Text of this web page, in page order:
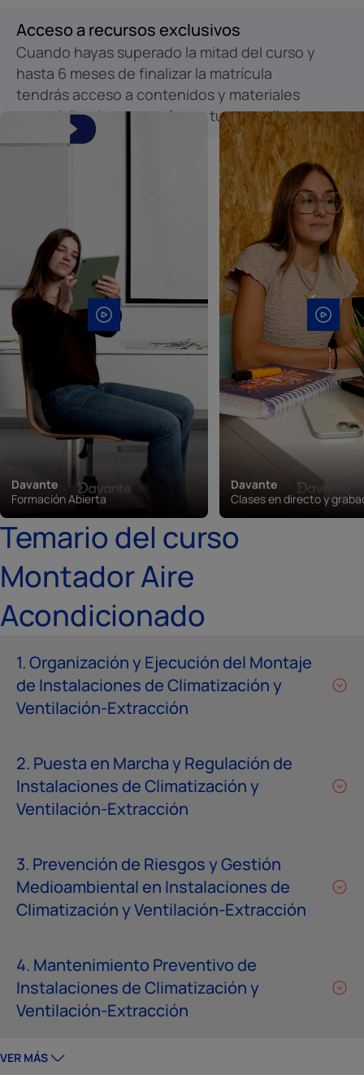
Acceso a recursos exclusivos
Cuando hayas superado la mitad del curso y
hasta 6 meses de finalizar la matrícula
tendrás acceso a contenidos y materiales
especializados para reforzar tu aprendizaje.
Davante
Formación Abierta
Davante
Clases en directo y
Temario del curso
Montador Aire
Acondicionado
1. Organización y Ejecución del Montaje
de Instalaciones de Climatización y
Ventilación-Extracción
2. Puesta en Marcha y Regulación de
Instalaciones de Climatización y
Ventilación-Extracción
3. Prevención de Riesgos y Gestión
Medioambiental en Instalaciones de
Climatización y Ventilación-Extracción
4. Mantenimiento Preventivo de
Instalaciones de Climatización y
Ventilación-Extracción
VER MÁS